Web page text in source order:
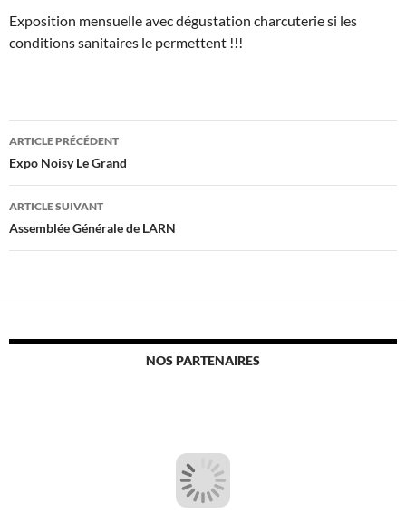
Exposition mensuelle avec dégustation charcuterie si les
conditions sanitaires le permettent !!!
Navigation
des
articles
ARTICLE PRÉCÉDENT
Expo Noisy Le Grand
ARTICLE SUIVANT
Assemblée Générale de LARN
NOS PARTENAIRES